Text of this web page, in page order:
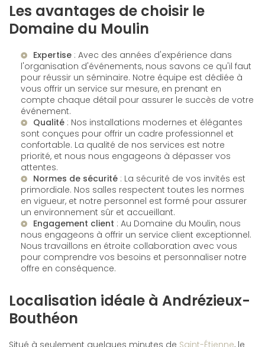
Les avantages de choisir le
Domaine du Moulin
Expertise : Avec des années d'expérience dans
l'organisation d'événements, nous savons ce qu'il faut
pour réussir un séminaire. Notre équipe est dédiée à
vous offrir un service sur mesure, en prenant en
compte chaque détail pour assurer le succès de votre
événement.
Qualité : Nos installations modernes et élégantes
sont conçues pour offrir un cadre professionnel et
confortable. La qualité de nos services est notre
priorité, et nous nous engageons à dépasser vos
attentes.
Normes de sécurité : La sécurité de vos invités est
primordiale. Nos salles respectent toutes les normes
en vigueur, et notre personnel est formé pour assurer
un environnement sûr et accueillant.
Engagement client : Au Domaine du Moulin, nous
nous engageons à offrir un service client exceptionnel.
Nous travaillons en étroite collaboration avec vous
pour comprendre vos besoins et personnaliser notre
offre en conséquence.
Localisation idéale à Andrézieux-
Bouthéon
Situé à seulement quelques minutes de Saint-Étienne, le